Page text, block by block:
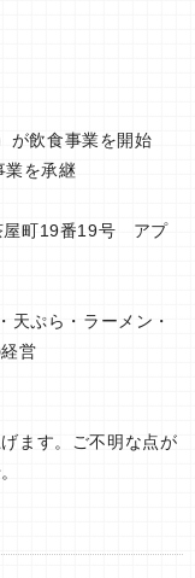
飲食事業を開始
承継
屋町19番19号 アプ
天ぷら・ラーメン・
営
ます。ご不明な点が